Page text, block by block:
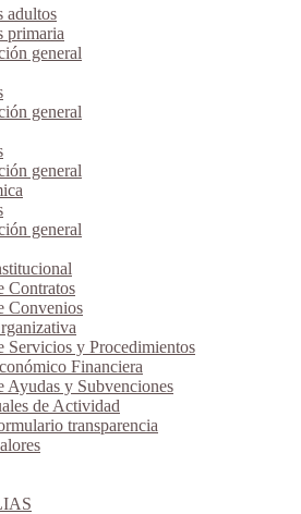
adultos
primaria
general
general
general
general
Contratos
Convenios
Servicios y Procedimientos
Financiera
Ayudas y Subvenciones
de Actividad
transparencia